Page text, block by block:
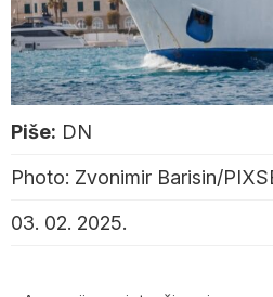
Piše: DN
Photo: Zvonimir Barisin/
03. 02. 2025.